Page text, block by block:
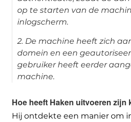
op te starten van de
inlogscherm.
2. De machine heeft zich
domein en een
gebruiker heeft eerder
machine.
Hoe heeft Haken uitvoeren zijn
Hij ontdekte een manier om